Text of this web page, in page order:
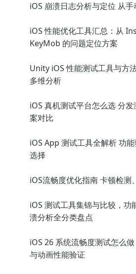
iOS 崩溃日志分析与定位 从
iOS 性能优化工具汇总：从
KeyMob 的问题定位方案
Unity iOS 性能测试工具与方
多维分析
iOS 真机测试平台怎么选 分
案对比
iOS App 测试工具全解析 功
选择
iOS流畅度优化指南 卡顿检测
iOS 测试工具集锦与比较，功
溃分析全分类盘点
iOS 26 系统流畅度测试怎么
与动画性能验证